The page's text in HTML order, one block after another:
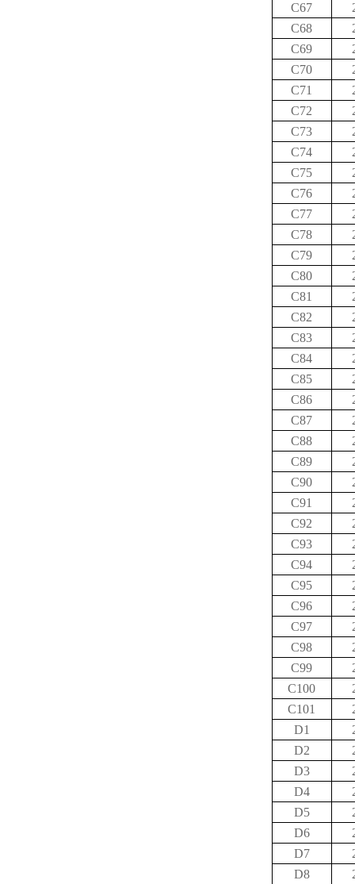
C67
C68
C69
C70
C71
C72
C73
C74
C75
C76
C77
C78
C79
C80
C81
C82
C83
C84
C85
C86
C87
C88
C89
C90
C91
C92
C93
C94
C95
C96
C97
C98
C99
C100
C101
D1
D2
D3
D4
D5
D6
D7
D8